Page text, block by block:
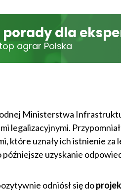
porady dla
agrar Polska
Ministerstwa
legalizacyjnymi.
które uznały ich istnienie
uzyskanie
odniósł się do